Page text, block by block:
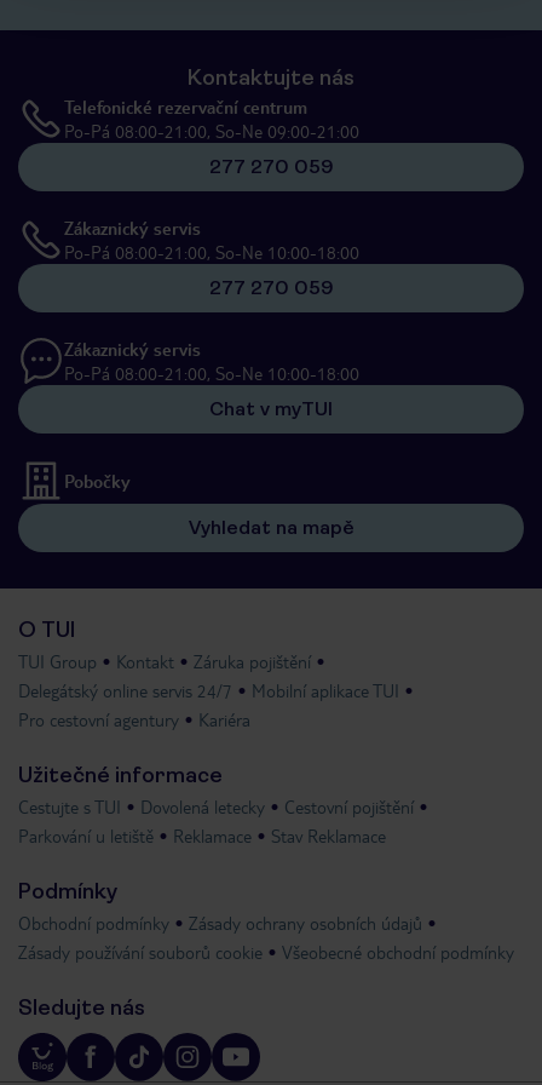
Kontaktujte nás
Telefonické rezervační centrum
Po-Pá 08:00-21:00, So-Ne 09:00-21:00
277 270 059
Zákaznický servis
Po-Pá 08:00-21:00, So-Ne 10:00-18:00
277 270 059
Zákaznický servis
Po-Pá 08:00-21:00, So-Ne 10:00-18:00
Chat v myTUI
Pobočky
Vyhledat na mapě
O TUI
TUI Group Kontakt
Záruka pojištění
Delegátský online servis 24/7
Mobilní aplikace TUI
Pro cestovní agentury
Kariéra
Užitečné informace
Cestujte s TUI Dovolená letecky
Cestovní pojištění
Parkování u letiště
Reklamace Stav Reklamace
Podmínky
Obchodní podmínky
Zásady ochrany osobních údajů
Zásady používání souborů cookie
Všeobecné obchodní podmínky
Sledujte nás